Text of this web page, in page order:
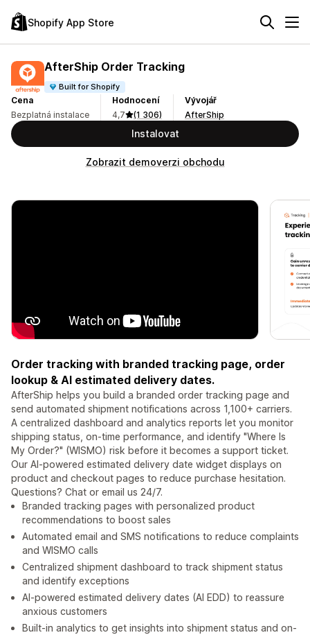
Shopify App Store
AfterShip Order Tracking
Built for Shopify
Cena
Bezplatná instalace
Hodnocení
4,7
(1 306)
Vývojář
AfterShip
Instalovat
Zobrazit demoverzi obchodu
Order tracking with branded tracking page, order
lookup & AI estimated delivery dates.
AfterShip helps you build a branded order tracking page and
send automated shipment notifications across 1,100+ carriers.
A centralized dashboard and analytics reports let you monitor
shipping status, on-time performance, and identify "Where Is
My Order?" (WISMO) risk before it becomes a support ticket.
Our AI-powered estimated delivery date widget displays on
product and checkout pages to reduce purchase hesitation.
Questions? Chat or email us 24/7.
Branded tracking pages with personalized product
recommendations to boost sales
Automated email and SMS notifications to reduce complaints
and WISMO calls
Centralized shipment dashboard to track shipment status
and identify exceptions
AI-powered estimated delivery dates (AI EDD) to reassure
anxious customers
Built-in analytics to get insights into shipment status and on-